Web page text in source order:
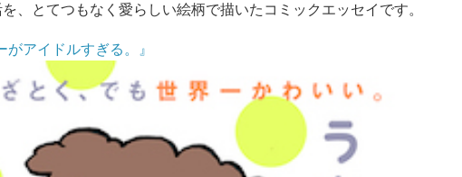
、とてつもなく愛らしい絵柄で描いたコミックエッセイです。
がアイドルすぎる。』